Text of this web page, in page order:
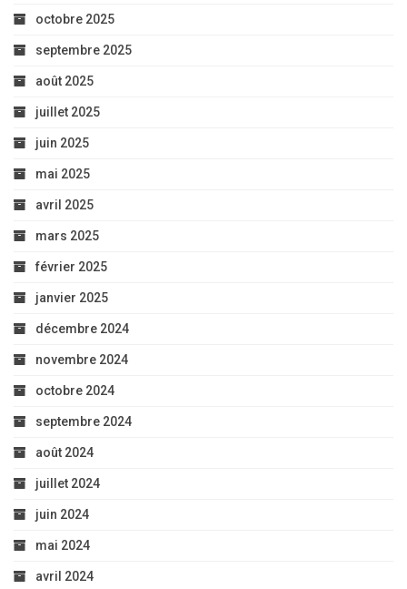
octobre 2025
septembre 2025
août 2025
juillet 2025
juin 2025
mai 2025
avril 2025
mars 2025
février 2025
janvier 2025
décembre 2024
novembre 2024
octobre 2024
septembre 2024
août 2024
juillet 2024
juin 2024
mai 2024
avril 2024